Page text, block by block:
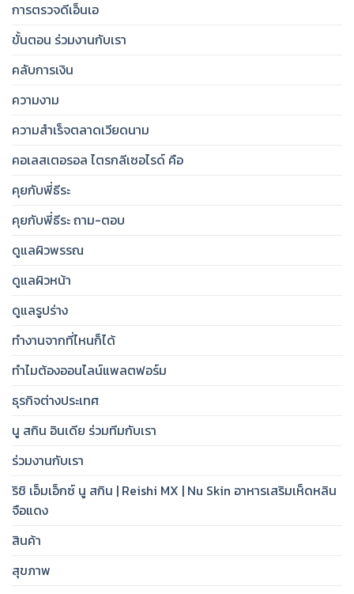
การตรวจดีเอ็นเอ
ขั้นตอน ร่วมงานกับเรา
คลับการเงิน
ความงาม
ความสำเร็จตลาดเวียดนาม
คอเลสเตอรอล ไตรกลีเซอไรด์ คือ
คุยกับพี่ธีระ
คุยกับพี่ธีระ ถาม-ตอบ
ดูแลผิวพรรณ
ดูแลผิวหน้า
ดูแลรูปร่าง
ทำงานจากที่ไหนก็ได้
ทำไมต้องออนไลน์แพลตฟอร์ม
ธุรกิจต่างประเทศ
นู สกิน อินเดีย ร่วมทีมกับเรา
ร่วมงานกับเรา
ริชิ เอ็มเอ็กซ์ นู สกิน | Reishi MX | Nu Skin อาหารเสริมเห็ดหลิน
จือแดง
สินค้า
สุขภาพ